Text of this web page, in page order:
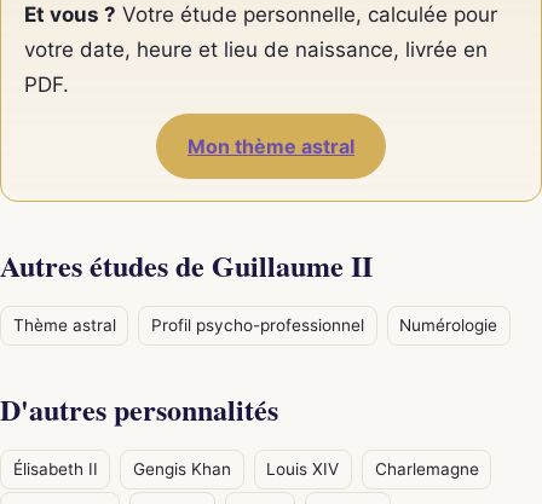
Et vous ? Votre étude personnelle, calculée pour
votre date, heure et lieu de naissance, livrée en
PDF.
Mon thème astral
Autres études de Guillaume II
Thème astral Profil psycho-professionnel Numérologie
D'autres personnalités
Élisabeth II Gengis Khan Louis XIV Charlemagne